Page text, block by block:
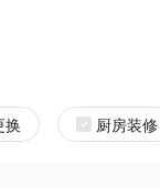
换 厨房装修